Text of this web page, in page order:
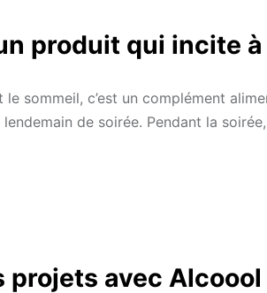
produit qui incite à
sommeil, c’est un complément
lendemain de soirée. Pendant la
projets avec Alcoool